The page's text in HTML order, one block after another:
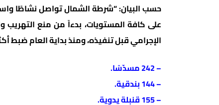
حسب البيان: “شرطة الشمال تواصل نشاطًا
على كافة المستويات، بدءاً من منع التهريب
الإجرامي قبل تنفيذه، ومنذ بداية العام ضبط أكثر من 670 وسيلة قتالية في منطقة
– 242 مسدّسًا.
– 144 بندقية.
– 155 قنبلة يدوية.